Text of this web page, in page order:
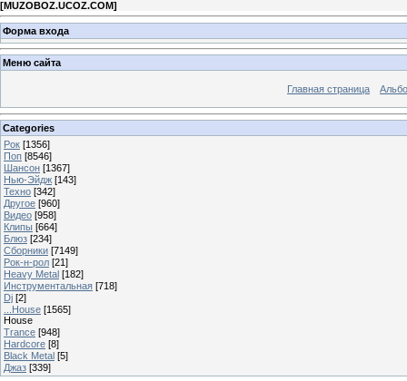
[MUZOBOZ.UCOZ.COM]
Форма входа
Меню сайта
Главная страница
Categories
Рок [1356]
Поп [8546]
Шансон [1367]
Нью-Эйдж [143]
Техно [342]
Другое [960]
Видео [958]
Клипы [664]
Блюз [234]
Сборники [7149]
Рок-н-рол [21]
Heavy Metal [182]
Инструментальная [718]
Dj [2]
...House [1565]
House
Trance [948]
Hardcore [8]
Black Metal [5]
Джаз [339]